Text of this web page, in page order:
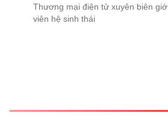
Thương mại điện tử xuyên biên
viên hệ sinh thái